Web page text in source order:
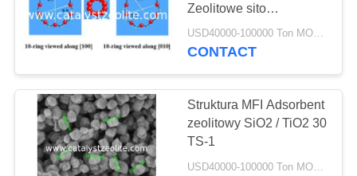
Zeolitowe sito
molekularne
USD40000-100000 Ton MOQ:1 KG
CONTACT
Struktura MFI Adsorbent
zeolitowy SiO2 / TiO2 30
TS-1